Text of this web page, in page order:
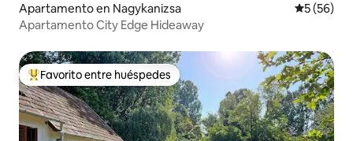
Apartamento en Nagykanizsa
5 (56)
Apartamento City Edge Hideaway
Favorito entre huéspedes preferido
Favorito entre huéspedes